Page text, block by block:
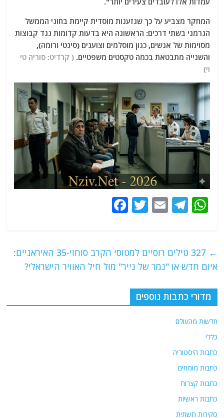
המחקר מצביע על כך שגזענות מוסדית קיימת בחוגי הממשל
הגרמני בשתי דרכים: הראשונה היא בדעות קדומות נגד קבוצות
מסוימות של אנשים, כגון מוסלמים וצוענים (סינטי ורומה),
והשנייה מתבטאת בכמה טקסטים משפטיים.( קרדיט: סוריה טי
וי)
W
s
A
p
p
T
g
ra
m
E
l
T
er
e
b
o
←
327 טילים רוסיים למטוסי הקרב סוחוי-35 האיראניים:
איום חדש או "נמר של נייר" מול חיל האוויר הישראלי?
מדורי כתבות נוספים
חדשות מהעולם
כללי
כתבות היסטוריה
כתבות מומחים
כתבות קצרות
כתבות ראשיות
סקירות תשתית